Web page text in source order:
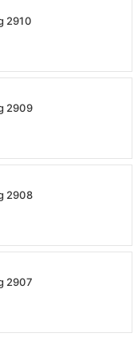
2910
2909
2908
2907